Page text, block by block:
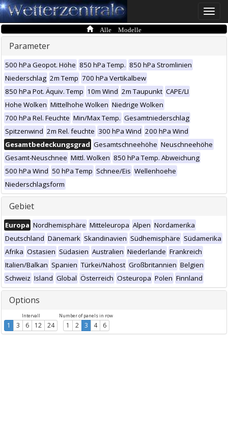
Toggle
Alle Modelle
Parameter
500 hPa Geopot. Höhe 850 hPa Temp. 850 hPa Stromlinien
Niederschlag 2m Temp 700 hPa Vertikalbew
850 hPa Pot. Äquiv. Temp 10m Wind 2m Taupunkt CAPE/LI
Hohe Wolken Mittelhohe Wolken Niedrige Wolken
700 hPa Rel. Feuchte Min/Max Temp. Gesamtniederschlag
Spitzenwind 2m Rel. feuchte 300 hPa Wind 200 hPa Wind
Gesamtbedeckungsgrad Gesamtschneehöhe Neuschneehöhe
Gesamt-Neuschnee Mittl. Wolken 850 hPa Temp. Abweichung
500 hPa Wind 50 hPa Temp Schnee/Eis Wellenhoehe
Niederschlagsform
Gebiet
Europa Nordhemisphäre Mitteleuropa Alpen Nordamerika
Deutschland Dänemark Skandinavien Südhemisphäre Südamerika
Afrika Ostasien Südasien Australien Niederlande Frankreich
Italien/Balkan Spanien Türkei/Nahost Großbritannien Belgien
Schweiz Island Global Österreich Osteuropa Polen Finnland
Options
Intervall
1 3 6 12 24
Number of panels in row
1 2 3 4 6